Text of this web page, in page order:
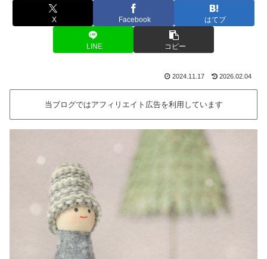
X Facebook はてブ
LINE コピー
2024.11.17 2026.02.04
当ブログではアフィリエイト広告を利用しています